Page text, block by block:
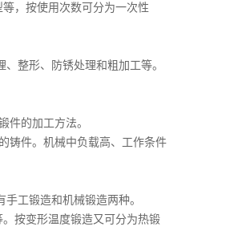
，按使用次数可分为一次性
整形、防锈处理和粗加工等。
件的加工方法。
铸件。机械中负载高、工作条件
工锻造和机械锻造两种。
按变形温度锻造又可分为热锻